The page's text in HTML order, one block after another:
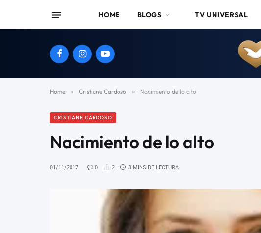
HOME BLOGS TV UNIVERSAL
FacebookInstagramYouTube
Home » Cristiane Cardoso » Nacimiento de lo alto
CRISTIANE CARDOSO
Nacimiento de lo alto
01/11/2017 0 2 3 MINS DE LECTURA